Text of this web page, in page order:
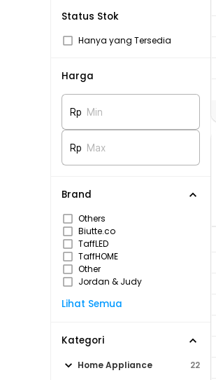
Status Stok
Hanya yang Tersedia
Harga
Rp Min
Rp Max
Brand
Others
Biutte.co
TaffLED
TaffHOME
Other
Jordan & Judy
Lihat Semua
Kategori
Home Appliance
22